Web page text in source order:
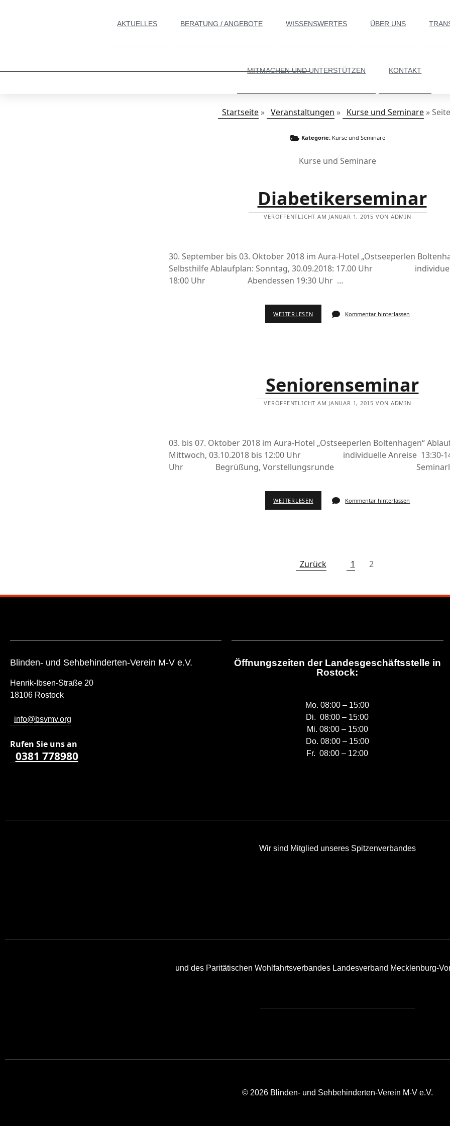
AKTUELLES BERATUNG / ANGEBOTE WISSENSWERTES ÜBER UNS
MITMACHEN UND UNTERSTÜTZEN KONTAKT
Startseite » Veranstaltungen » Kurse und Seminare »
Kategorie: Kurse und Seminare
Kurse und Seminare
Diabetikerseminar
VERÖFFENTLICHT AM JANUAR 1, 2015 VON ADMIN
30. September bis 03. Oktober 2018 im Aura-Hotel „Ostseeperlen
Selbsthilfe Ablaufplan: Sonntag, 30.09.2018: 17.00 Uhr
18:00 Uhr Abendessen 19:30 Uhr …
WEITERLESEN Kommentar hinterlassen
Seniorenseminar
VERÖFFENTLICHT AM JANUAR 1, 2015 VON ADMIN
03. bis 07. Oktober 2018 im Aura-Hotel „Ostseeperlen Boltenhagen“
Mittwoch, 03.10.2018 bis 12:00 Uhr individuelle Anreise 13:30-
Uhr Begrüßung, Vorstellungsrunde
WEITERLESEN Kommentar hinterlassen
Zurück 1 2
Blinden- und Sehbehinderten-Verein M-V e.V.
Henrik-Ibsen-Straße 20
18106 Rostock
info@bsvmv.org
Rufen Sie uns an
0381 778980
Öffnungszeiten der Landesgeschäftsstelle in
Rostock:
Mo. 08:00 – 15:00
Di. 08:00 – 15:00
Mi. 08:00 – 15:00
Do. 08:00 – 15:00
Fr. 08:00 – 12:00
Wir sind Mitglied unseres Spitzenverbandes
und des Paritätischen Wohlfahrtsverbandes Landesverband Mecklenburg-
© 2026 Blinden- und Sehbehinderten-Verein M-V e.V.